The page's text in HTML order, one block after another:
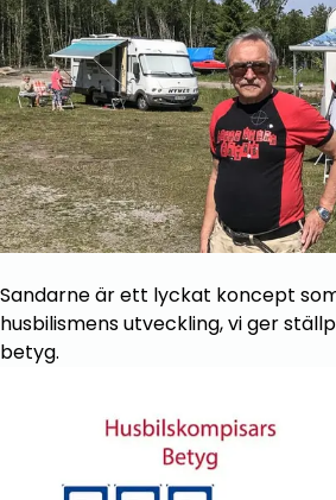
Sandarne är ett lyckat koncept
husbilismens utveckling, vi ger
betyg.